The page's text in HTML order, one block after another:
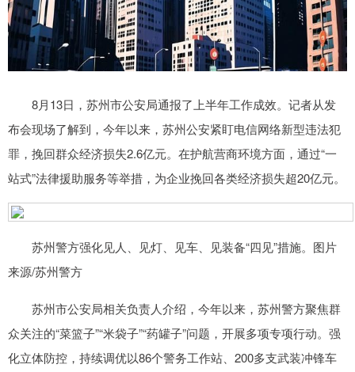
8月13日，苏州市公安局通报了上半年工作成效。记者从发
布会现场了解到，今年以来，苏州公安紧盯电信网络新型违法犯
罪，挽回群众经济损失2.6亿元。在护航营商环境方面，通过“一
站式”法律援助服务等举措，为企业挽回各类经济损失超20亿元。
苏州警方强化见人、见灯、见车、见装备“四见”措施。图片
来源/苏州警方
苏州市公安局相关负责人介绍，今年以来，苏州警方聚焦群
众关注的“菜篮子”“米袋子”“药罐子”问题，开展多项专项行动。强
化立体防控，持续调优以86个警务工作站、200多支武装冲锋车